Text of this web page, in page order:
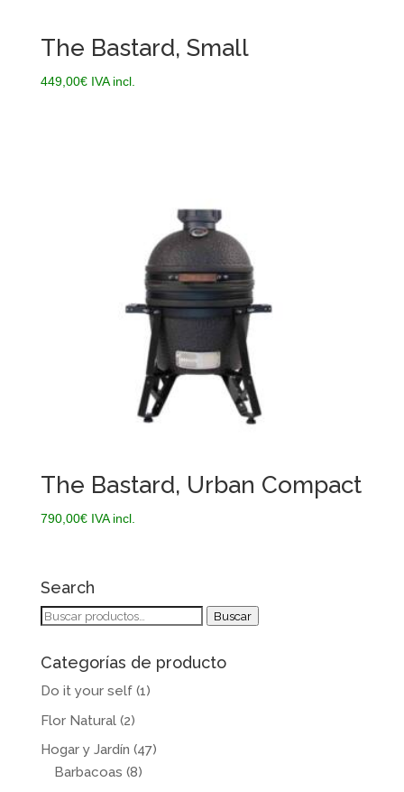
The Bastard, Small
449,00€ IVA incl.
The Bastard, Urban Compact
790,00€ IVA incl.
Search
Buscar
Buscar
Categorías de producto
Do it your self (1)
Flor Natural (2)
Hogar y Jardín (47)
Barbacoas (8)